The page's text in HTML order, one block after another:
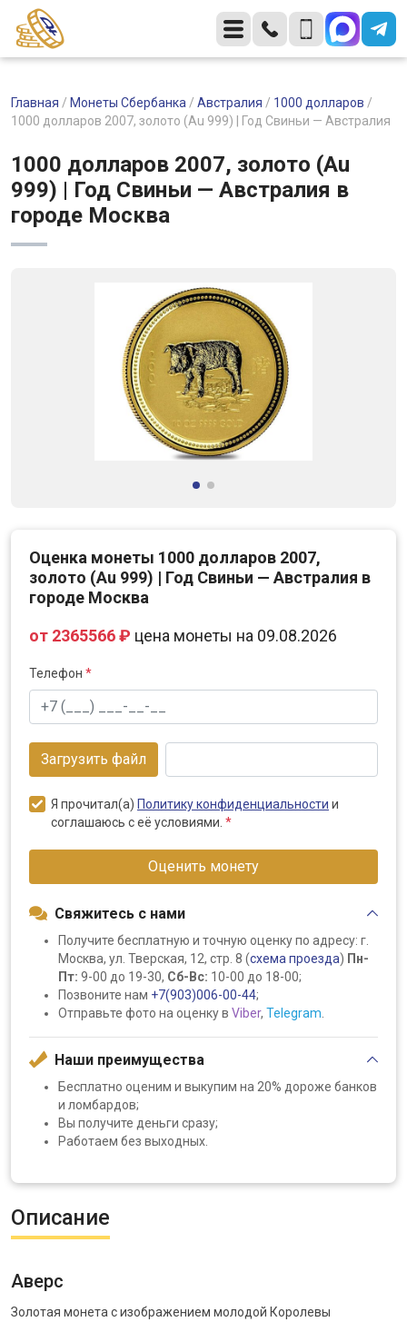
Главная / Монеты Сбербанка / Австралия / 1000 долларов /
1000 долларов 2007, золото (Au 999) | Год Свиньи — Австралия
1000 долларов 2007, золото (Au
999) | Год Свиньи — Австралия в
городе Москва
Оценка монеты 1000 долларов 2007,
золото (Au 999) | Год Свиньи — Австралия в
городе Москва
от 2365566 ₽ цена монеты на 09.08.2026
Телефон *
Загрузить файл
Я прочитал(а) Политику конфиденциальности и
соглашаюсь с её условиями. *
Оценить монету
Свяжитесь с нами
Получите бесплатную и точную оценку по адресу: г.
Москва, ул. Тверская, 12, стр. 8 (схема проезда) Пн-
Пт: 9-00 до 19-30, Сб-Вс: 10-00 до 18-00;
Позвоните нам +7(903)006-00-44;
Отправьте фото на оценку в Viber, Telegram.
Наши преимущества
Бесплатно оценим и выкупим на 20% дороже банков
и ломбардов;
Вы получите деньги сразу;
Работаем без выходных.
Описание
Аверс
Золотая монета с изображением молодой Королевы